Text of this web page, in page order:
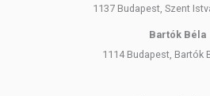
1137 Budapest, Szent
Bartók Béla
1114 Budapest, Bartók